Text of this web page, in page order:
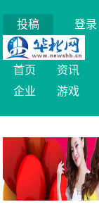
投稿 登录
首页 资讯
企业
游戏